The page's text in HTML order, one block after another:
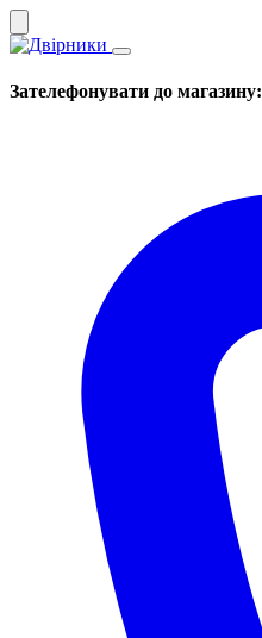
Зателефонувати до магазину: